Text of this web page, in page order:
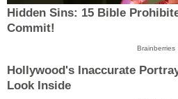
Hidden Sins: 15 Bible
Commit!
Brainberries
Hollywood's Inaccurate
Look Inside